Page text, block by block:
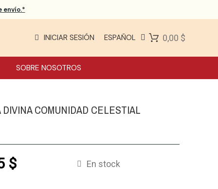
envío.*
INICIAR SESIÓN ESPAÑOL 0,00 $
SOBRE NOSOTROS
DIVINA COMUNIDAD CELESTIAL
$
En stock